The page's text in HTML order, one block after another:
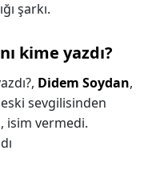
şarkı.
kime yazdı?
Didem Soydan,
sevgilisinden
isim vermedi.